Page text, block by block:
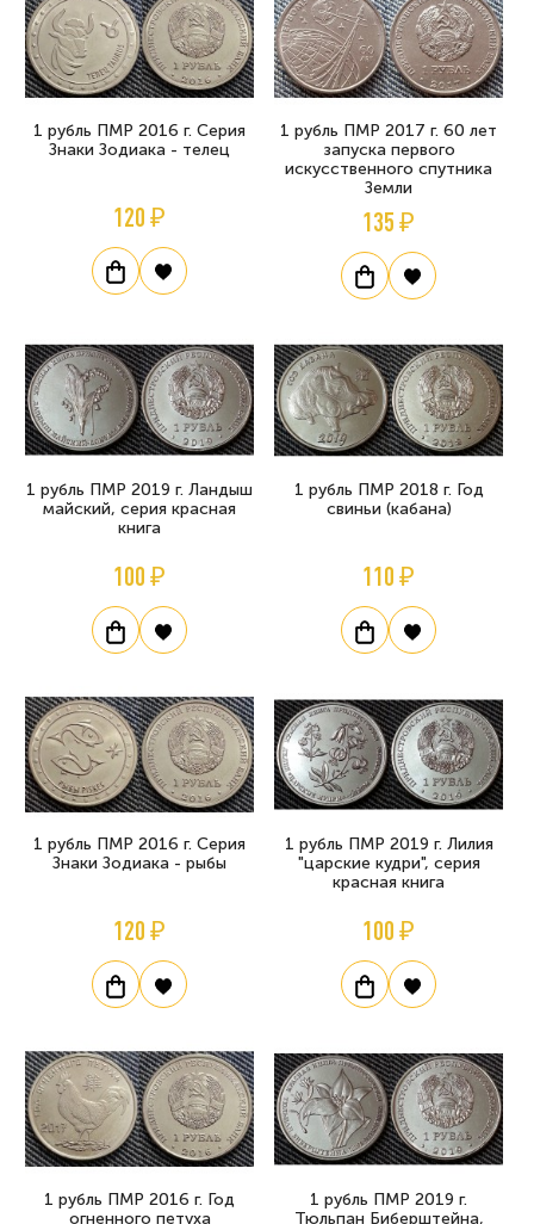
1 рубль ПМР 2016 г. Серия
Знаки Зодиака - телец
120 ₽
1 рубль ПМР 2017 г. 60 лет
запуска первого
искусственного спутника
Земли
135 ₽
1 рубль ПМР 2019 г. Ландыш
майский, серия красная
книга
100 ₽
1 рубль ПМР 2018 г. Год
свиньи (кабана)
110 ₽
1 рубль ПМР 2016 г. Серия
Знаки Зодиака - рыбы
120 ₽
1 рубль ПМР 2019 г. Лилия
"царские кудри", серия
красная книга
100 ₽
1 рубль ПМР 2016 г. Год
огненного петуха
1 рубль ПМР 2019 г.
Тюльпан Биберштейна,